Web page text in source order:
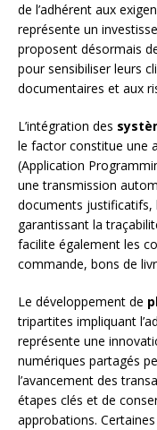
de l’adhérent aux
représente un
proposent désormais
pour sensibiliser leurs
documentaires et aux
L’intégration des
le factor constitue une
(Application
une transmission
documents justificatifs,
garantissant la
facilite également les
commande, bons de
Le développement de
tripartites impliquant
représente une
numériques partagés
l’avancement des
étapes clés et de
approbations.